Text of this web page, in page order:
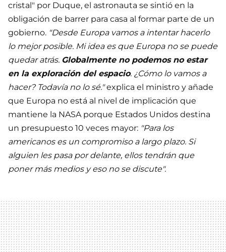
cristal" por Duque, el astronauta se sintió en la
obligación de barrer para casa al formar parte de un
gobierno. "Desde Europa vamos a intentar hacerlo
lo mejor posible. Mi idea es que Europa no se puede
quedar atrás. Globalmente no podemos no estar
en la exploración del espacio. ¿Cómo lo vamos a
hacer? Todavía no lo sé."explica el ministro y añade
que Europa no está al nivel de implicación que
mantiene la NASA porque Estados Unidos destina
un presupuesto 10 veces mayor: "Para los
americanos es un compromiso a largo plazo. Si
alguien les pasa por delante, ellos tendrán que
poner más medios y eso no se discute".